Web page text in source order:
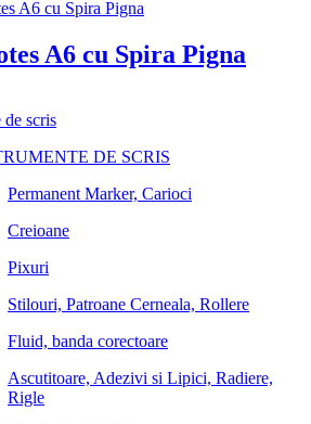
A6 cu Spira Pigna
de scris
DE SCRIS
Permanent Marker, Carioci
Creioane
Pixuri
Stilouri, Patroane Cerneala, Rollere
Fluid, banda corectoare
Ascutitoare, Adezivi si Lipici, Radiere,
Rigle